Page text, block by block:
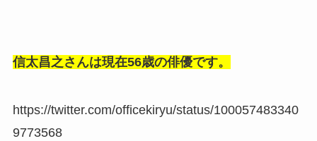
信太昌之さんは現在56歳の俳優です。
https://twitter.com/officekiryu/status/100057483340
9773568